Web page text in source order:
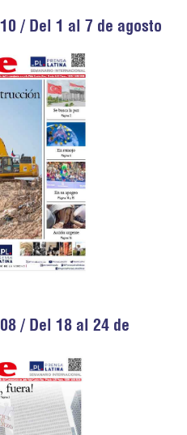
/ Del 1 al 7 de agosto
/ Del 18 al 24 de